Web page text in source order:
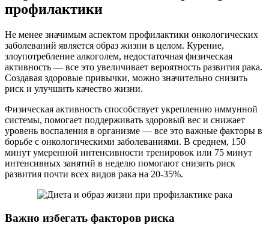
профилактики
Не менее значимым аспектом профилактики онкологических
заболеваний является образ жизни в целом. Курение,
злоупотребление алкоголем, недостаточная физическая
активность — все это увеличивает вероятность развития рака.
Создавая здоровые привычки, можно значительно снизить
риск и улучшить качество жизни.
Физическая активность способствует укреплению иммунной
системы, помогает поддерживать здоровый вес и снижает
уровень воспаления в организме — все это важные факторы в
борьбе с онкологическими заболеваниями. В среднем, 150
минут умеренной интенсивности тренировок или 75 минут
интенсивных занятий в неделю помогают снизить риск
развития почти всех видов рака на 20-35%.
Важно избегать факторов риска